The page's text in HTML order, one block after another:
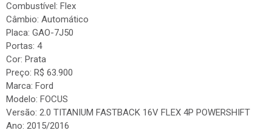
Combustível: Flex
Câmbio: Automático
Placa: GAO-7J50
Portas: 4
Cor: Prata
Preço: R$ 63.900
Marca: Ford
Modelo: FOCUS
Versão: 2.0 TITANIUM FASTBACK 16V FLEX 4P POWERSHIFT
Ano: 2015/2016